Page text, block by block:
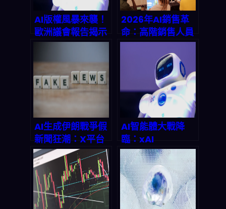
AI版權風暴來襲！
歐洲議會報告揭示
2026年法律風險
2026年AI銷售革
命：高階銷售人員
如何用LLM碾壓傳
AI生成伊朗戰爭假
新聞狂潮：X平台
深度伪造內容完全
解析
AI智能體大戰降
臨：xAI
Macrohard驟
停，特斯拉
Digital Optimus
如何改寫2026自
動化遊戲規則？